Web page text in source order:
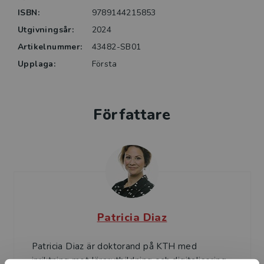
ISBN:
9789144215853
Utgivningsår:
2024
Artikelnummer:
43482-SB01
Upplaga:
Första
Författare
Patricia Diaz
Patricia Diaz är doktorand på KTH med
inriktning mot lärarutbildning och digitalisering.